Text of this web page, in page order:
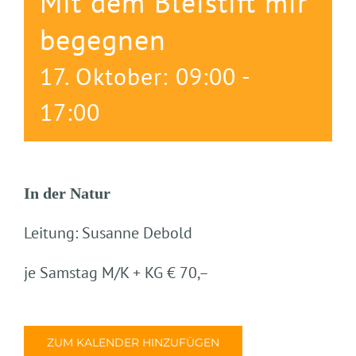
begegnen
17. Oktober: 09:00 -
17:00
In der Natur
Leitung: Susanne Debold
je Samstag M/K + KG € 70,–
ZUM KALENDER HINZUFÜGEN